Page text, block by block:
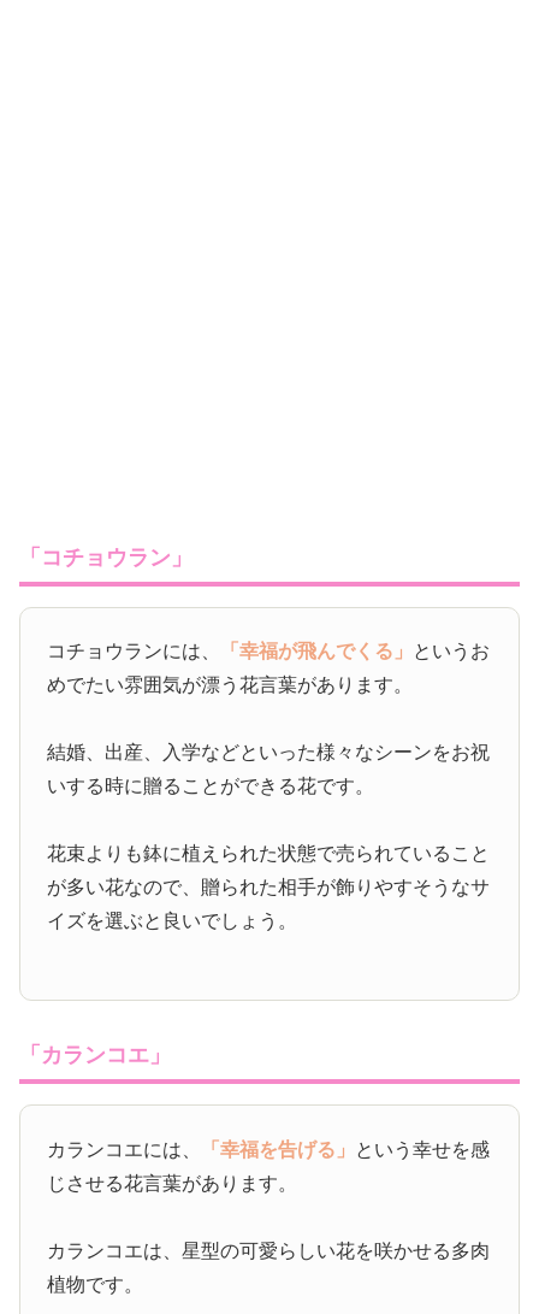
「コチョウラン」
コチョウランには、 「幸福が飛んでくる」 というお
めでたい雰囲気が漂う花言葉があります。
結婚、出産、入学などといった様々なシーンをお祝
いする時に贈ることができる花です。
花束よりも鉢に植えられた状態で売られていること
が多い花なので、贈られた相手が飾りやすそうなサ
イズを選ぶと良いでしょう。
「カランコエ」
カランコエには、 「幸福を告げる」 という幸せを感
じさせる花言葉があります。
カランコエは、星型の可愛らしい花を咲かせる多肉
植物です。